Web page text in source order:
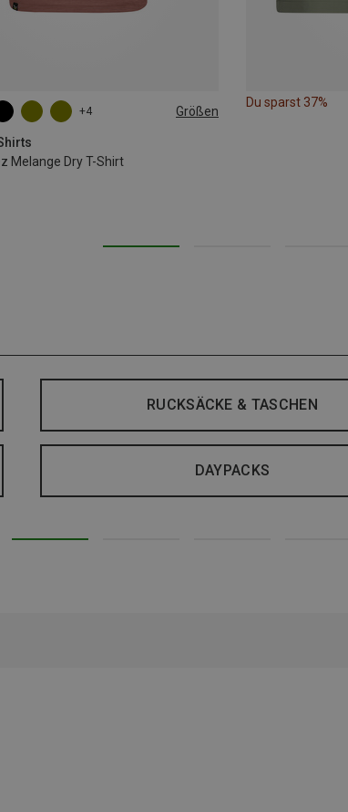
+4 Größen
Melange Dry T-Shirt
M XL
Du sparst 37%
RUCKSÄCKE & TASCHEN
DAYPACKS